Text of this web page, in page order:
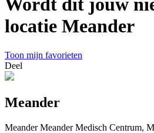
Wordt dit jouw
locatie Meander
Toon mijn favorieten
Deel
Meander
Meander Meander Medisch Centrum,